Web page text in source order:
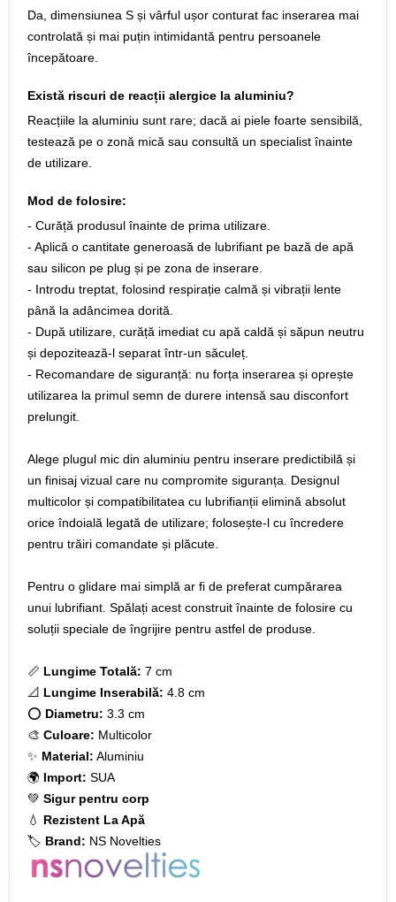
Da, dimensiunea S și vârful ușor conturat fac inserarea mai
controlată și mai puțin intimidantă pentru persoanele
începătoare.
Există riscuri de reacții alergice la aluminiu?
Reacțiile la aluminiu sunt rare; dacă ai piele foarte sensibilă,
testează pe o zonă mică sau consultă un specialist înainte
de utilizare.
Mod de folosire:
- Curăță produsul înainte de prima utilizare.
- Aplică o cantitate generoasă de lubrifiant pe bază de apă
sau silicon pe plug și pe zona de inserare.
- Introdu treptat, folosind respirație calmă și vibrații lente
până la adâncimea dorită.
- După utilizare, curăță imediat cu apă caldă și săpun neutru
și depozitează-l separat într-un săculeț.
- Recomandare de siguranță: nu forța inserarea și oprește
utilizarea la primul semn de durere intensă sau disconfort
prelungit.
Alege plugul mic din aluminiu pentru inserare predictibilă și
un finisaj vizual care nu compromite siguranța. Designul
multicolor și compatibilitatea cu lubrifianții elimină absolut
orice îndoială legată de utilizare; folosește-l cu încredere
pentru trăiri comandate și plăcute.
Pentru o glidare mai simplă ar fi de preferat cumpărarea
unui lubrifiant. Spălați acest construit înainte de folosire cu
soluții speciale de îngrijire pentru astfel de produse.
📏 Lungime Totală: 7 cm
📐 Lungime Inserabilă: 4.8 cm
⭕ Diametru: 3.3 cm
🎨 Culoare: Multicolor
✨ Material: Aluminiu
🌍 Import: SUA
💚 Sigur pentru corp
💧 Rezistent La Apă
🏷️ Brand: NS Novelties